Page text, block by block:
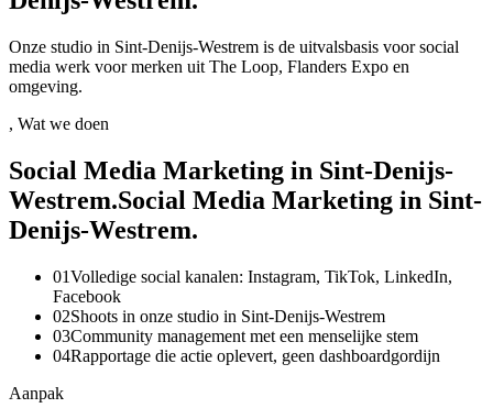
Onze studio in Sint-Denijs-Westrem is de uitvalsbasis voor social
media werk voor merken uit The Loop, Flanders Expo en
omgeving.
, Wat we doen
Social Media Marketing in Sint-Denijs-
Westrem.Social Media Marketing in Sint-
Denijs-Westrem.
01Volledige social kanalen: Instagram, TikTok, LinkedIn,
Facebook
02Shoots in onze studio in Sint-Denijs-Westrem
03Community management met een menselijke stem
04Rapportage die actie oplevert, geen dashboardgordijn
Aanpak